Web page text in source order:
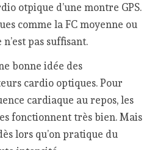
otpique d’une montre GPS.
comme la FC moyenne ou
n’est pas suffisant.
bonne idée des
cardio optiques. Pour
cardiaque au repos, les
fonctionnent très bien. Mais
lors qu’on pratique du